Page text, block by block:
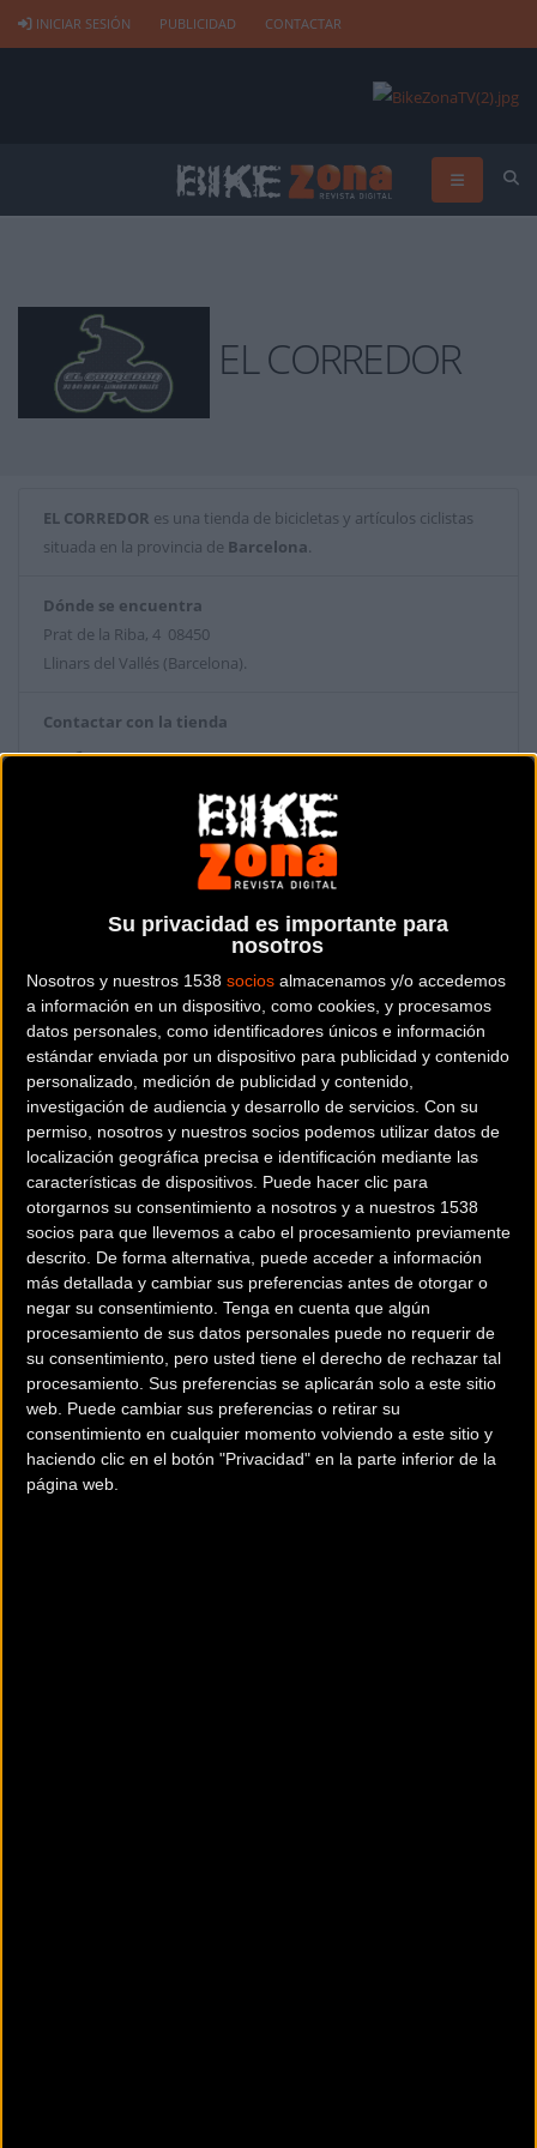
Su privacidad es importante para
nosotros
Nosotros y nuestros 1538 socios almacenamos y/o accedemos
a información en un dispositivo, como cookies, y procesamos
datos personales, como identificadores únicos e información
estándar enviada por un dispositivo para publicidad y contenido
personalizado, medición de publicidad y contenido,
investigación de audiencia y desarrollo de servicios. Con su
permiso, nosotros y nuestros socios podemos utilizar datos de
localización geográfica precisa e identificación mediante las
características de dispositivos. Puede hacer clic para
otorgarnos su consentimiento a nosotros y a nuestros 1538
socios para que llevemos a cabo el procesamiento previamente
descrito. De forma alternativa, puede acceder a información
más detallada y cambiar sus preferencias antes de otorgar o
negar su consentimiento. Tenga en cuenta que algún
procesamiento de sus datos personales puede no requerir de
su consentimiento, pero usted tiene el derecho de rechazar tal
procesamiento. Sus preferencias se aplicarán solo a este sitio
web. Puede cambiar sus preferencias o retirar su
consentimiento en cualquier momento volviendo a este sitio y
haciendo clic en el botón "Privacidad" en la parte inferior de la
página web.
INICIAR SESIÓN PUBLICIDAD CONTACTAR
EL CORREDOR
EL CORREDOR es una tienda de bicicletas y artículos ciclistas
situada en la provincia de Barcelona.
Dónde se encuentra
Prat de la Riba, 4 08450
Llinars del Vallés (Barcelona).
Contactar con la tienda
93 841 09 64
Web y RRSS de la tienda
Terms of use © 1987–2026 HERE
200 km
¿Eres el propietario de esta tienda? Descubre cómo hacerte tienda
Premium para llegar a más clientes.
Comercios Bz Premium
MC SKI BIKE